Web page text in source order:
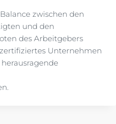
zwischen den
und den
des Arbeitgebers
Unternehmen